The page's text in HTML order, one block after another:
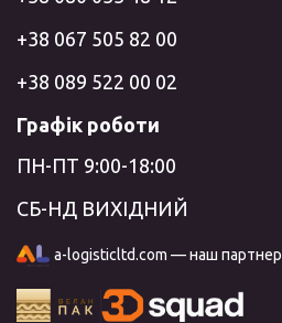
+38 067 505 82 00
+38 089 522 00 02
Графік роботи
ПН-ПТ 9:00-18:00
СБ-НД ВИХІДНИЙ
a-logisticltd.com — наш партнер